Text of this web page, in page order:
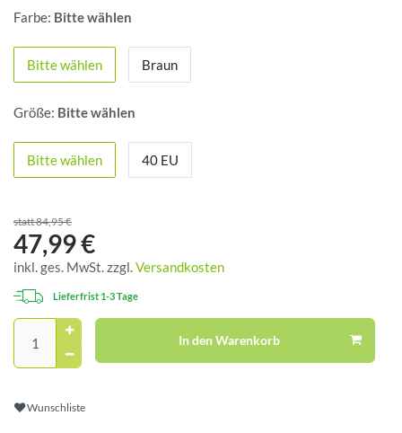
Farbe: Bitte wählen
Bitte wählen Braun
Größe: Bitte wählen
Bitte wählen 40 EU
statt 84,95 €
47,99 €
inkl. ges. MwSt. zzgl.Versandkosten
Lieferfrist 1-3 Tage
In den Warenkorb
Wunschliste